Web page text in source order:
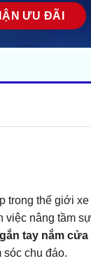
trong thế giới
nâng tầm
tay nắm
chu đáo.